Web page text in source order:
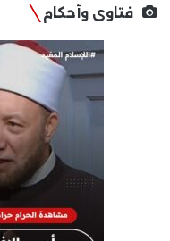
فتاوى وأحكام